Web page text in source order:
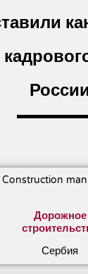
России
Дорожное
Сербия